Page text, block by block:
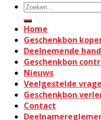
Zoeken
naar:
Home
Geschenkbon
Deelnemende
Geschenkbon
Nieuws
Veelgestelde
Geschenkbon
Contact